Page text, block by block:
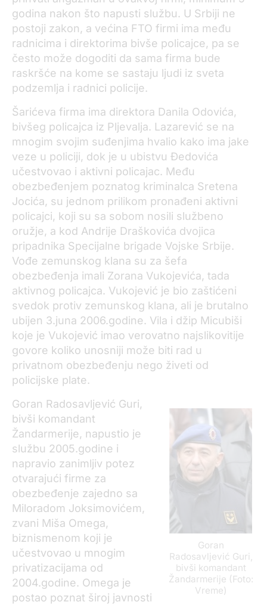
godina nakon što napusti službu. U Srbiji ne
postoji zakon, a većina FTO firmi ima među
radnicima i direktorima bivše policajce, pa se
često može dogoditi da sama firma bude
raskršće na kome se sastaju ljudi iz sveta
podzemlja i radnici policije.
Šarićeva firma ima direktora Danila Odovića,
bivšeg policajca iz Pljevalja. Lazarević se na
mnogim svojim suđenjima hvalio kako ima jake
veze u policiji, dok je u ubistvu Đedovića
učestvovao i aktivni policajac. Među
obezbeđenjem poznatog kriminalca Sretena
Jocića, su jednom prilikom pronađeni aktivni
policajci, koji su sa sobom nosili službeno
oružje, a kod Andrije Draškovića dvojica
pripadnika Specijalne brigade Vojske Srbije.
Vođe zemunskog klana su za šefa
obezbeđenja imali Zorana Vukojevića, tada
aktivnog policajca. Vukojević je bio zaštićeni
svedok protiv zemunskog klana, ali je brutalno
ubijen 3.juna 2006.godine. Vila i džip Micubiši
koje je Vukojević imao verovatno najslikovitije
govore koliko unosniji može biti rad u
privatnom obezbeđenju nego živeti od
policijske plate.
Goran
Radosavljević Guri,
bivši komandant
Žandarmerije (Foto:
Vreme)
Goran Radosavljević Guri,
bivši komandant
Žandarmerije, napustio je
službu 2005.godine i
napravio zanimljiv potez
otvarajući firme za
obezbeđenje zajedno sa
Miloradom Joksimovićem,
zvani Miša Omega,
biznismenom koji je
učestvovao u mnogim
privatizacijama od
2004.godine. Omega je
postao poznat široj javnosti